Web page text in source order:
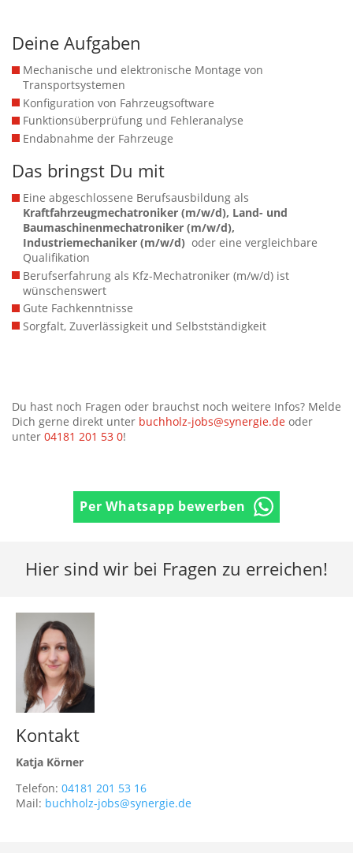
Deine Aufgaben
Mechanische und elektronische Montage von
Transportsystemen
Konfiguration von Fahrzeugsoftware
Funktionsüberprüfung und Fehleranalyse
Endabnahme der Fahrzeuge
Das bringst Du mit
Eine abgeschlossene Berufsausbildung als
Kraftfahrzeugmechatroniker (m/w/d), Land- und
Baumaschinenmechatroniker (m/w/d),
Industriemechaniker (m/w/d) oder eine vergleichbare
Qualifikation
Berufserfahrung als Kfz-Mechatroniker (m/w/d) ist
wünschenswert
Gute Fachkenntnisse
Sorgfalt, Zuverlässigkeit und Selbstständigkeit
Du hast noch Fragen oder brauchst noch weitere Infos? Melde
Dich gerne direkt unter buchholz-jobs@synergie.de oder
unter 04181 201 53 0!
Per Whatsapp bewerben
Hier sind wir bei Fragen zu erreichen!
Kontakt
Katja Körner
Telefon: 04181 201 53 16
Mail: buchholz-jobs@synergie.de